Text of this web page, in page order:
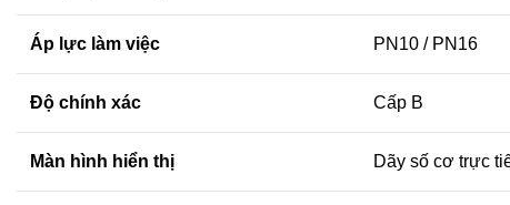
Áp lực làm việc PN10 / PN16
Độ chính xác Cấp B
Màn hình hiển thị Dãy số cơ trực